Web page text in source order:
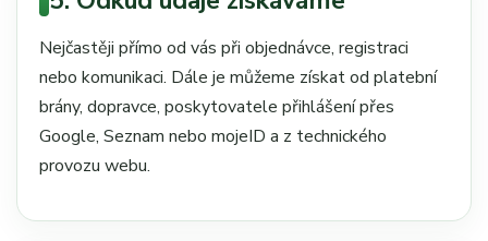
Nejčastěji přímo od vás při objednávce, registraci
nebo komunikaci. Dále je můžeme získat od platební
brány, dopravce, poskytovatele přihlášení přes
Google, Seznam nebo mojeID a z technického
provozu webu.